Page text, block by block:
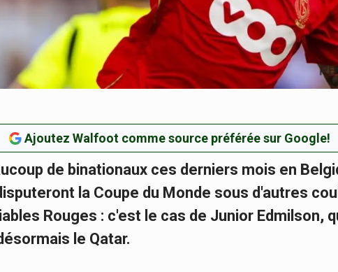
Ajoutez Walfoot comme source préférée sur Google!
de binationaux ces derniers mois en
la Coupe du Monde sous d'autres
Rouges : c'est le cas de Junior Edmilson,
le Qatar.